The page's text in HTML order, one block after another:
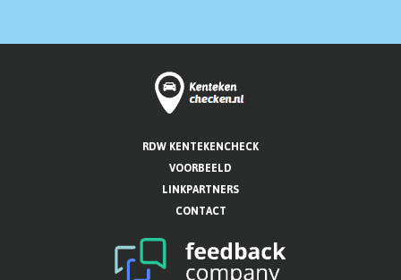
RDW KENTEKENCHECK
VOORBEELD
LINKPARTNERS
CONTACT